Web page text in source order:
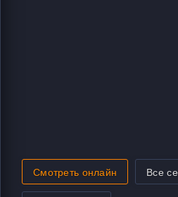
Смотреть онлайн Все